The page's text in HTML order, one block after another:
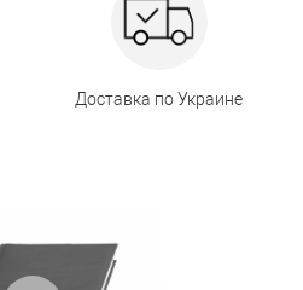
Доставка по Украине